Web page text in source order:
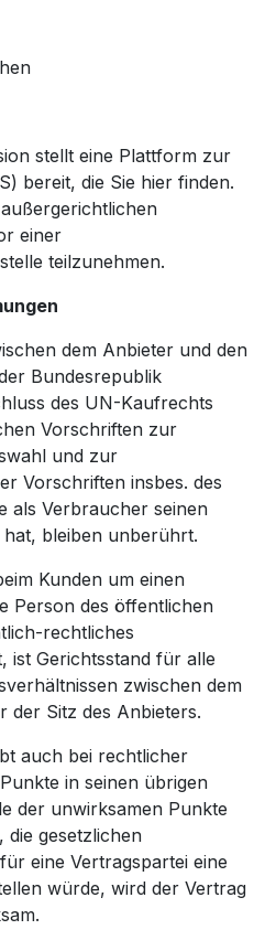
stellt eine Plattform zur
bereit, die Sie hier finden.
einer
teilzunehmen.
dem Anbieter und den
Bundesrepublik
des UN-Kaufrechts
Vorschriften zur
und zur
Vorschriften insbes. des
als Verbraucher seinen
bleiben unberührt.
Kunden um einen
Person des öffentlichen
rechtliches
ist Gerichtsstand für alle
zwischen dem
der Sitz des Anbieters.
bei rechtlicher
in seinen übrigen
der unwirksamen Punkte
gesetzlichen
eine Vertragspartei eine
würde, wird der Vertrag